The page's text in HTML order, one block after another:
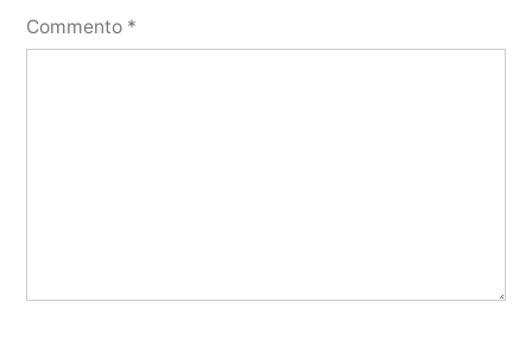
Commento *